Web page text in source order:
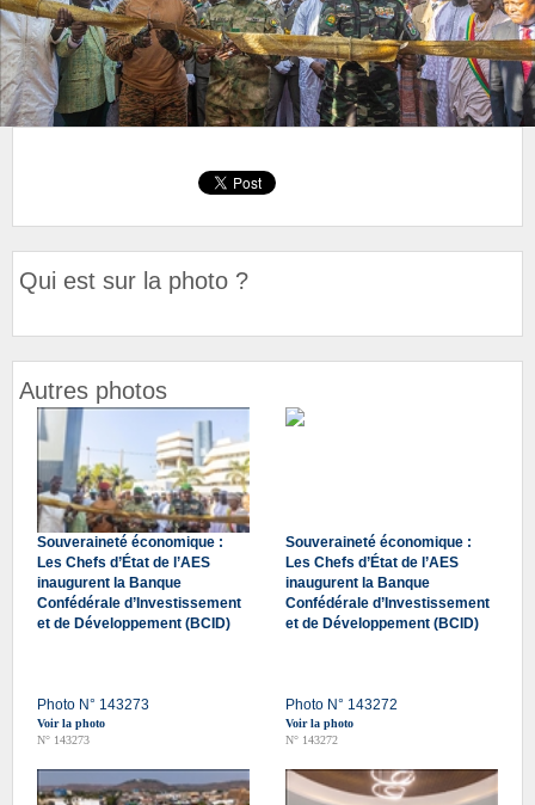
Qui est sur la photo ?
Autres photos
Souveraineté économique :
Les Chefs d’État de l’AES
inaugurent la Banque
Confédérale d’Investissement
et de Développement (BCID)
Photo N° 143273
Voir la photo
N° 143273
Souveraineté économique :
Les Chefs d’État de l’AES
inaugurent la Banque
Confédérale d’Investissement
et de Développement (BCID)
Photo N° 143272
Voir la photo
N° 143272